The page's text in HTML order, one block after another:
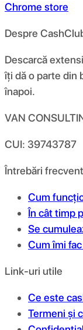
Chrome store
Despre
Descarcă
îți dă o parte din
înapoi.
VAN
CUI: 39743787
Întrebări
Cum
În cât timp
Se
Cum îmi
Link-uri utile
Ce este
Termeni și